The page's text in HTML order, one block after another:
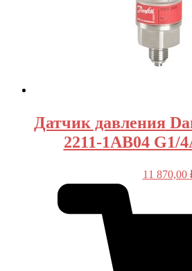
Датчик давления
2211-1AB04 G1/
11 870,00